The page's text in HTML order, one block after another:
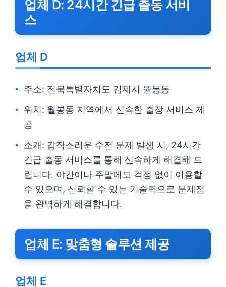
업체 D: 24시간 긴급 출동 서비
스
업체 D
주소: 전북특별자치도 김제시 월봉동
위치: 월봉동 지역에서 신속한 출장 서비스 제
공
소개: 갑작스러운 수전 문제 발생 시, 24시간
긴급 출동 서비스를 통해 신속하게 해결해 드
립니다. 야간이나 주말에도 걱정 없이 이용할
수 있으며, 신뢰할 수 있는 기술력으로 문제점
을 완벽하게 해결합니다.
업체 E: 맞춤형 솔루션 제공
업체 E